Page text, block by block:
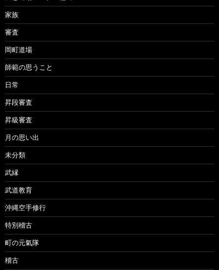
家族
審査
岡町道場
師範の思うこと
日常
昇段審査
昇級審査
月の思い出
未分類
武縁
武道教育
沖縄空手修行
特別稽古
町の元氣隊
稽古